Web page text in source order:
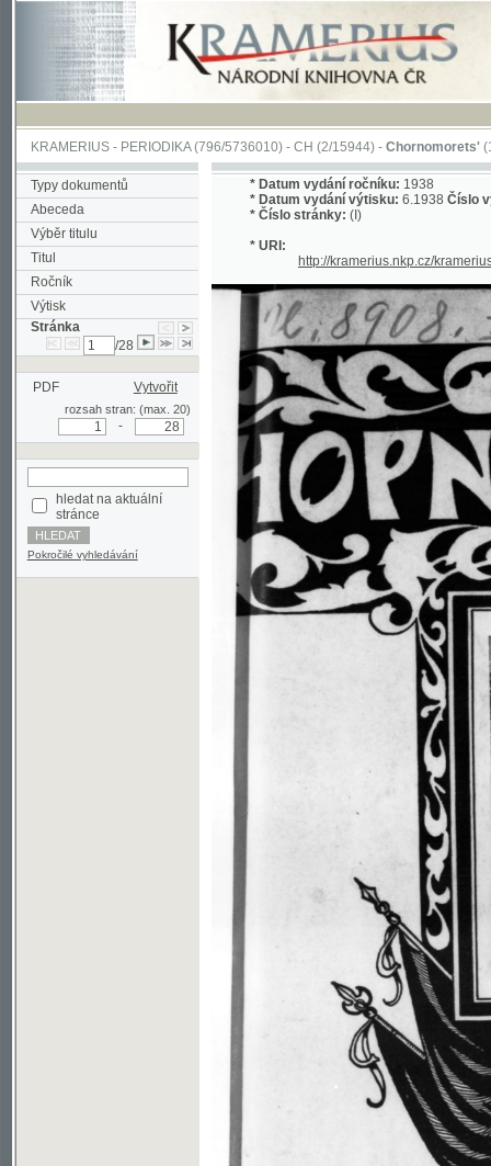
KRAMERIUS-PERIODIKA(796/5736010) -CH(2/15944) -Chornomorets'(1/115)
Typy dokumentů
Abeceda
Výběr titulu
Titul
Ročník
Výtisk
Stránka
PDF Vytvořit
rozsah stran: (max. 20)
stránce
Pokročilé vyhledávání
Datum vydání výtisku:6.1938Číslo výtisku:
Číslo stránky:(I)
http://kramerius.nkp.cz/kramerius/